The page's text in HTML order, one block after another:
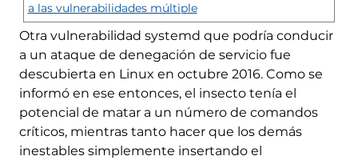
a las vulnerabilidades múltiple
Otra vulnerabilidad systemd que podría conducir
a un ataque de denegación de servicio fue
descubierta en Linux en octubre 2016. Como se
informó en ese entonces, el insecto tenía el
potencial de matar a un número de comandos
críticos, mientras tanto hacer que los demás
inestables simplemente insertando el